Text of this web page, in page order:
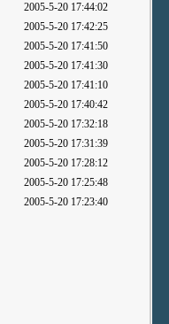
2005-5-20 17:44:02
2005-5-20 17:42:25
2005-5-20 17:41:50
2005-5-20 17:41:30
2005-5-20 17:41:10
2005-5-20 17:40:42
2005-5-20 17:32:18
2005-5-20 17:31:39
2005-5-20 17:28:12
2005-5-20 17:25:48
2005-5-20 17:23:40